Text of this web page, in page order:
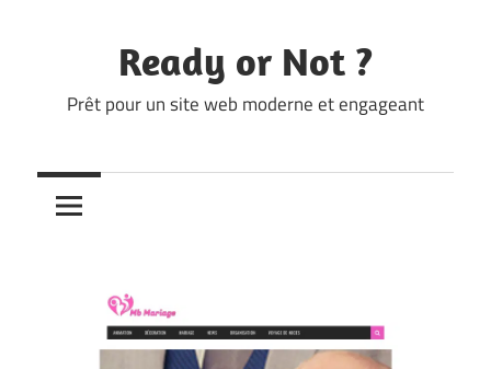
Ready or Not ?
Prêt pour un site web moderne et engageant